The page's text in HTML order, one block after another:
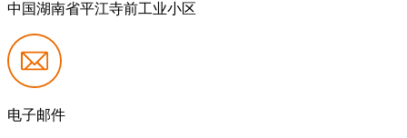
中国湖南省平江寺前工业小区
电子邮件